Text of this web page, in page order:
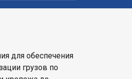
для обеспечения
грузов по